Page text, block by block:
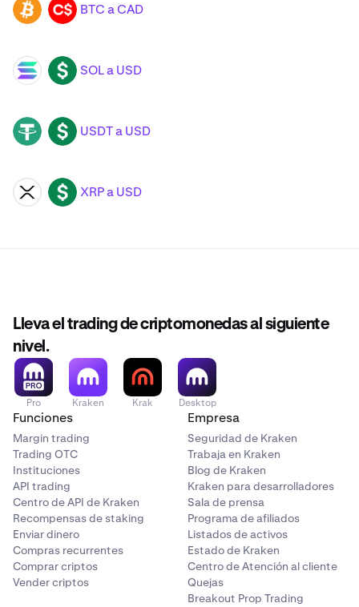
BTC CAD BTC a CAD
SOL USD SOL a USD
USDT USD USDT a USD
XRP USD XRP a USD
Lleva el trading de criptomonedas al siguiente
nivel.
Pro Kraken Krak Desktop
Funciones
Margin trading
Trading OTC
Instituciones
API trading
Centro de API de Kraken
Recompensas de staking
Enviar dinero
Compras recurrentes
Comprar criptos
Vender criptos
Empresa
Seguridad de Kraken
Trabaja en Kraken
Blog de Kraken
Kraken para desarrolladores
Sala de prensa
Programa de afiliados
Listados de activos
Estado de Kraken
Centro de Atención al cliente
Quejas
Breakout Prop Trading